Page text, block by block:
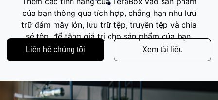
của bạn thông qua tích hợp, chẳng hạn như lưu
trữ đám mây lớn, lưu trữ tệp, truyền tệp và chia
sẻ tệp, để tăng giá trị cho sản phẩm của bạn.
Liên hệ chúng tôi Xem tài liệu